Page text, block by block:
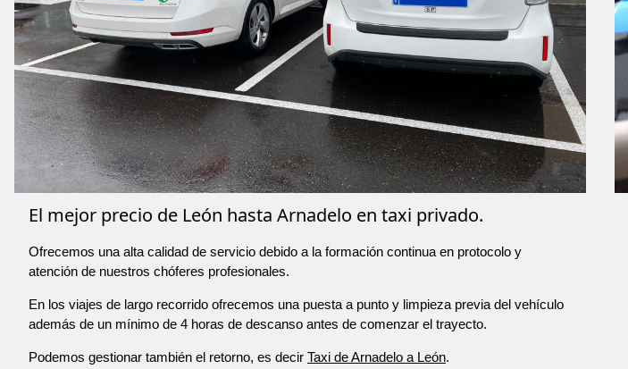
El mejor precio de León hasta Arnadelo en taxi privado.
Ofrecemos una alta calidad de servicio debido a la formación continua en protocolo y
atención de nuestros chóferes profesionales.
En los viajes de largo recorrido ofrecemos una puesta a punto y limpieza previa del vehículo
además de un mínimo de 4 horas de descanso antes de comenzar el trayecto.
Podemos gestionar también el retorno, es decir Taxi de Arnadelo a León.